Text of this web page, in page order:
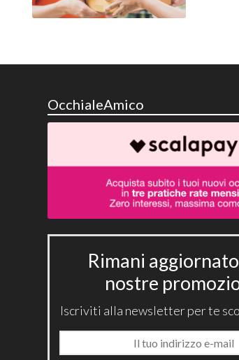
OcchialeAmico
Rimani
nostre
Iscriviti alla newsletter per te